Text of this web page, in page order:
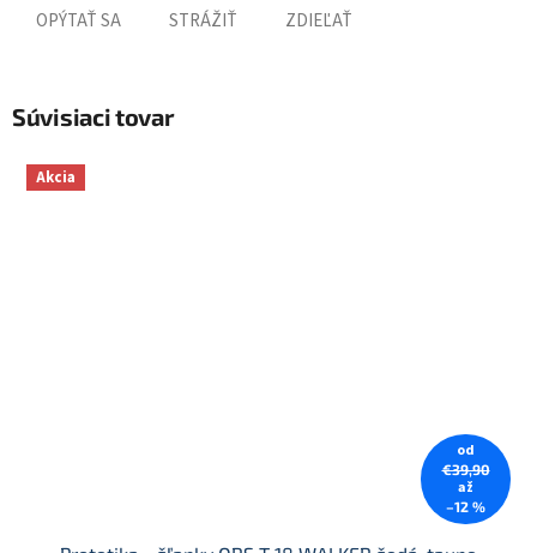
OPÝTAŤ SA STRÁŽIŤ ZDIEĽAŤ
Súvisiaci tovar
Akcia
od
€39,90
až
–12 %